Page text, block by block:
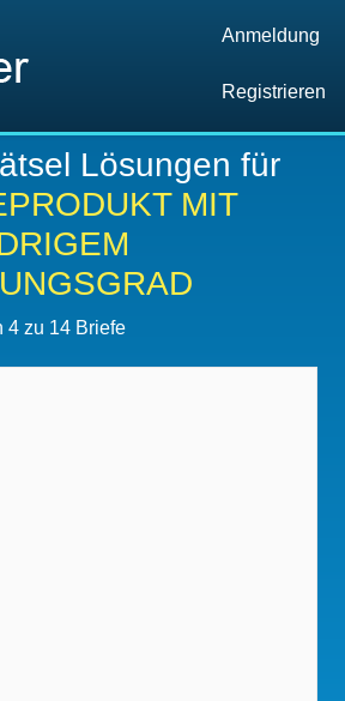
Anmeldung
Registrieren
Lösungen für
MIT
4 zu 14 Briefe